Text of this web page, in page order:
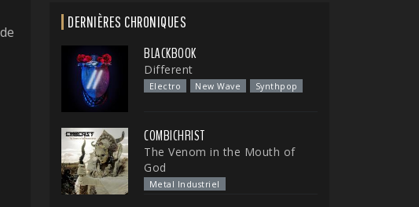
DERNIÈRES CHRONIQUES
BLACKBOOK
Different
Electro New Wave Synthpop
COMBICHRIST
The Venom in the Mouth of
God
Metal Industriel